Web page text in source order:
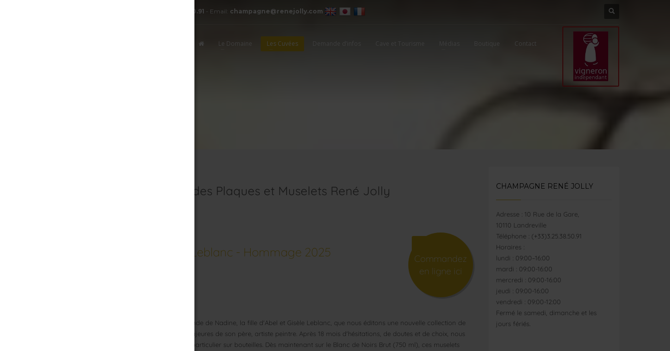
+ 33.3.25.38.50.91 - Email: champagne@renejolly.com
Le Domaine Les Cuvées Boutique Contact
Inventaire des Plaques et Muselets René Jolly
Nouveau : Collection Abel Leblanc - Hommage 2025
Commandez
en ligne ici
23 ans après la première série, c'est à la demande de Nadine, la fille d'Abel et Gisèle Leblanc, que nous éditons une nouvelle collection de
12 capsules originales, reproduisant 12 toiles majeures de son père, artiste peintre. Après 18 mois d'hésitations, de doutes et de choix, nous
sommes fiers de vous proposer cet hommage particulier sur bouteilles. Dès maintenant sur le Blanc de Noirs Brut (750 ml), ces muselets
CHAMPAGNE RENÉ JOLLY
Adresse : 10 Rue de la Gare,
10110 Landreville
Téléphone : (+33)3.25.38.50.91
Horaires :
lundi : 09:00–16:00
mardi : 09:00-16:00
mercredi : 09:00-16:00
jeudi : 09:00-16:00
vendredi : 09:00-12:00
Fermé le samedi, dimanche et les
jours fériés.